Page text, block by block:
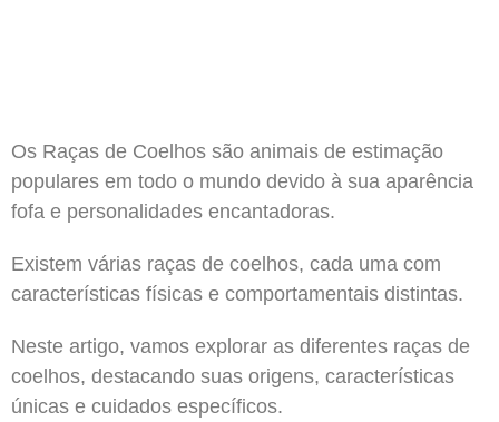
Os Raças de Coelhos são animais de estimação
populares em todo o mundo devido à sua aparência
fofa e personalidades encantadoras.
Existem várias raças de coelhos, cada uma com
características físicas e comportamentais distintas.
Neste artigo, vamos explorar as diferentes raças de
coelhos, destacando suas origens, características
únicas e cuidados específicos.